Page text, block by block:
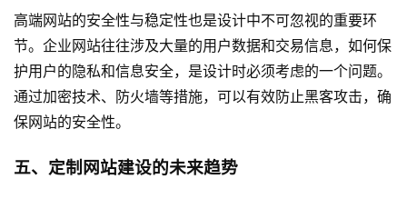
高端网站的安全性与稳定性也是设计中不可忽视的重要环
节。企业网站往往涉及大量的用户数据和交易信息，如何保
护用户的隐私和信息安全，是设计时必须考虑的一个问题。
通过加密技术、防火墙等措施，可以有效防止黑客攻击，确
保网站的安全性。
五、定制网站建设的未来趋势